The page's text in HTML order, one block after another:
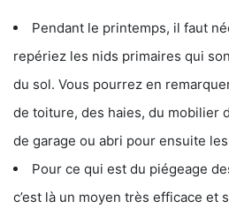
Pendant le printemps, il faut
repériez les nids primaires qui
du sol. Vous pourrez en
de toiture, des haies, du mobilier
de garage ou abri pour ensuite
Pour ce qui est du piégeage
c’est là un moyen très efficace et